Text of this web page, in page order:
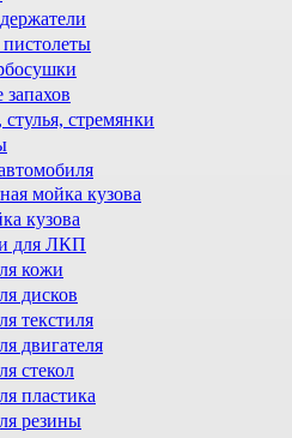
запахов
стремянки
мойка кузова
кузова
для ЛКП
кожи
дисков
текстиля
двигателя
стекол
пластика
резины